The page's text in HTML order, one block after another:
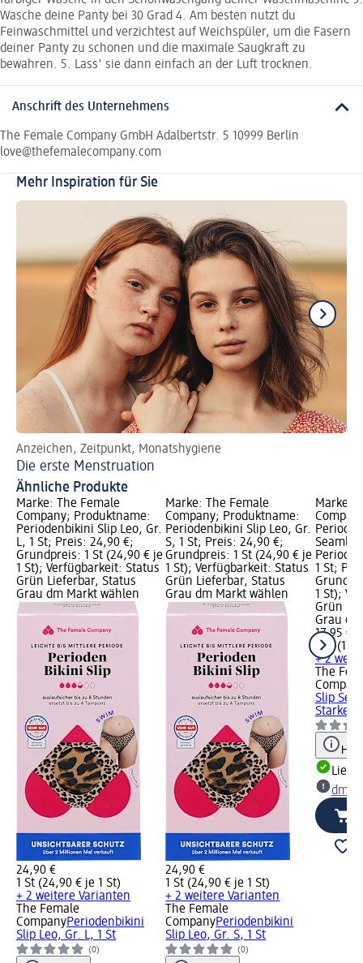
Wasche deine Panty bei 30 Grad 4. Am besten nutzt du
Feinwaschmittel und verzichtest auf Weichspüler, um die Fasern
deiner Panty zu schonen und die maximale Saugkraft zu
bewahren. 5. Lass' sie dann einfach an der Luft trocknen.
Anschrift des Unternehmens
The Female Company GmbH Adalbertstr. 5 10999 Berlin
love@thefemalecompany.com
Mehr Inspiration für Sie
Anzeichen, Zeitpunkt, Monatshygiene
Die erste Menstruation
Ähnliche Produkte
Marke: The Female
Company; Produktname:
Periodenbikini Slip Leo, Gr.
L, 1 St; Preis: 24,90 €;
Grundpreis: 1 St (24,90 € je
1 St); Verfügbarkeit: Status
Grün Lieferbar, Status
Grau dm Markt wählen
24,90 €
1 St (24,90 € je 1 St)
+ 2 weitere Varianten
The Female
CompanyPeriodenbikini
Slip Leo, Gr. L, 1 St
(0)
Marke: The Female
Company; Produktname:
Periodenbikini Slip Leo, Gr.
S, 1 St; Preis: 24,90 €;
Grundpreis: 1 St (24,90 € je
1 St); Verfügbarkeit: Status
Grün Lieferbar, Status
Grau dm Markt wählen
24,90 €
1 St (24,90 € je 1 St)
+ 2 weitere Varianten
The Female
CompanyPeriodenbikini
Slip Leo, Gr. S, 1 St
(0)
Marke:
Periode
1 St;
1 St);
Grün
Grau
17,95 €
1 St
+ 2
The
Slip
dm